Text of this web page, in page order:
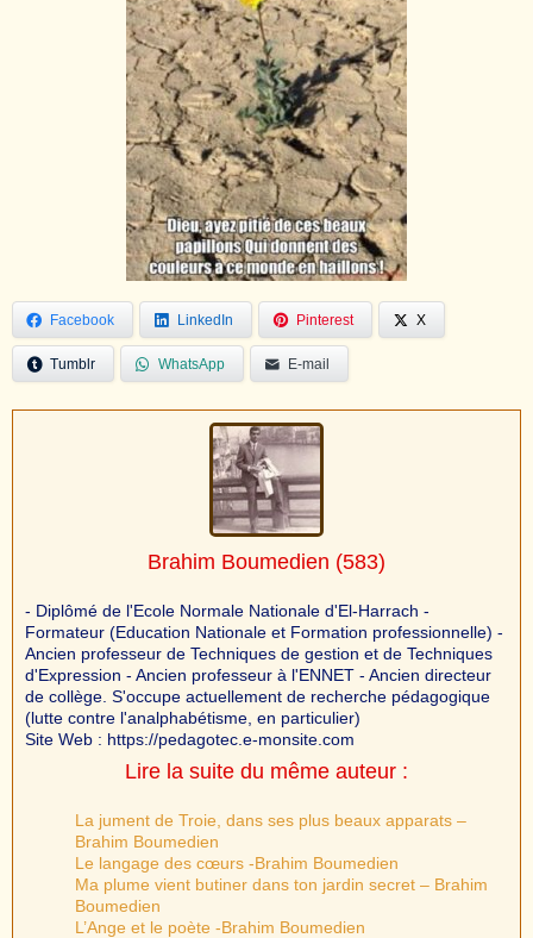
Facebook LinkedIn Pinterest X
Tumblr WhatsApp E-mail
Brahim Boumedien (583)
- Diplômé de l'Ecole Normale Nationale d'El-Harrach -
Formateur (Education Nationale et Formation professionnelle) -
Ancien professeur de Techniques de gestion et de Techniques
d'Expression - Ancien professeur à l'ENNET - Ancien directeur
de collège. S'occupe actuellement de recherche pédagogique
(lutte contre l'analphabétisme, en particulier)
Site Web : https://pedagotec.e-monsite.com
Lire la suite du même auteur :
La jument de Troie, dans ses plus beaux apparats –
Brahim Boumedien
Le langage des cœurs -Brahim Boumedien
Ma plume vient butiner dans ton jardin secret – Brahim
Boumedien
L’Ange et le poète -Brahim Boumedien